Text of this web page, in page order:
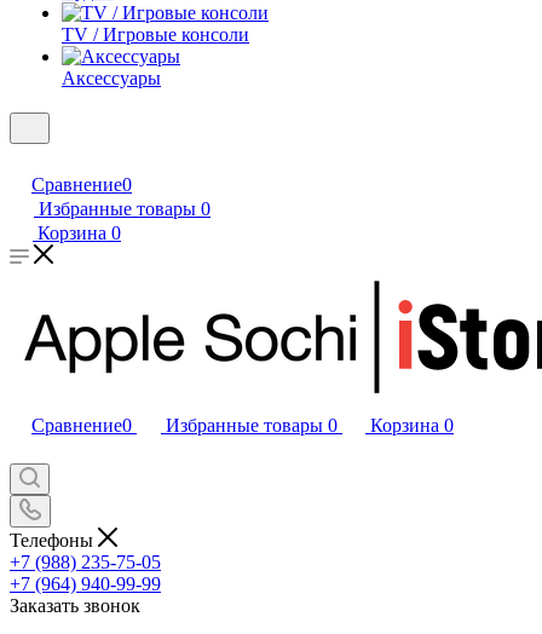
TV / Игровые консоли
Аксессуары
Сравнение0
Избранные товары 0
Корзина 0
Сравнение0 Избранные товары 0 Корзина 0
Телефоны
+7 (988) 235-75-05
+7 (964) 940-99-99
Заказать звонок